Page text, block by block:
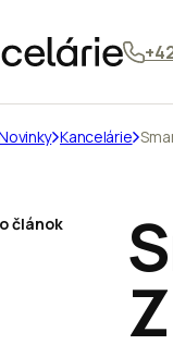
Kancelárie
článok